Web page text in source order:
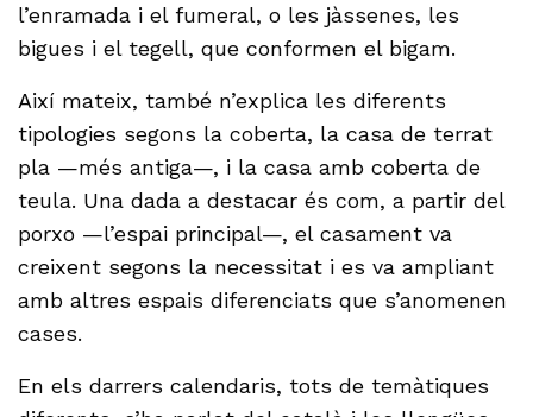
l’enramada i el fumeral, o les jàssenes, les
bigues i el tegell, que conformen el bigam.
Així mateix, també n’explica les diferents
tipologies segons la coberta, la casa de terrat
pla —més antiga—, i la casa amb coberta de
teula. Una dada a destacar és com, a partir del
porxo —l’espai principal—, el casament va
creixent segons la necessitat i es va ampliant
amb altres espais diferenciats que s’anomenen
cases.
En els darrers calendaris, tots de temàtiques